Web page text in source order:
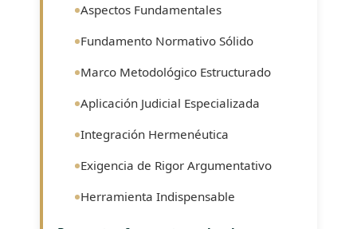
Aspectos Fundamentales
Fundamento Normativo Sólido
Marco Metodológico Estructurado
Aplicación Judicial Especializada
Integración Hermenéutica
Exigencia de Rigor Argumentativo
Herramienta Indispensable